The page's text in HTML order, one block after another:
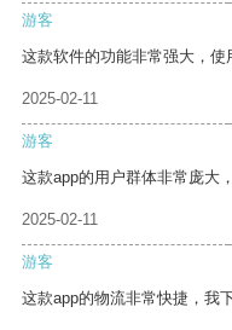
游客
这款软件的功能非常强大，使
2025-02-11
游客
这款app的用户群体非常庞大
2025-02-11
游客
这款app的物流非常快捷，我